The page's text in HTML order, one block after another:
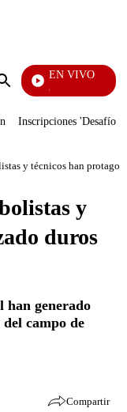
Enviar
EN VIVO
También Caerás
Inscripciones 'Desafío'
y técnicos han
y
duros
han generado
del campo de
Compartir